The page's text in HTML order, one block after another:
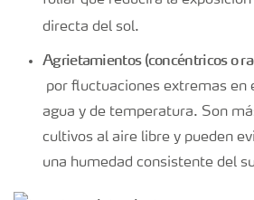
directa del sol.
Agrietamientos (concéntricos o
por fluctuaciones extremas en
agua y de temperatura. Son
cultivos al aire libre y pueden
una humedad consistente del